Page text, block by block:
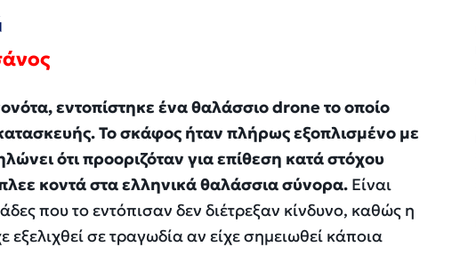
εντοπίστηκε ένα θαλάσσιο drone το οποίο
Το σκάφος ήταν πλήρως εξοπλισμένο με
ότι προοριζόταν για επίθεση κατά στόχου
κοντά στα ελληνικά θαλάσσια σύνορα. Είναι
που το εντόπισαν δεν διέτρεξαν κίνδυνο, καθώς η
σε τραγωδία αν είχε σημειωθεί κάποια